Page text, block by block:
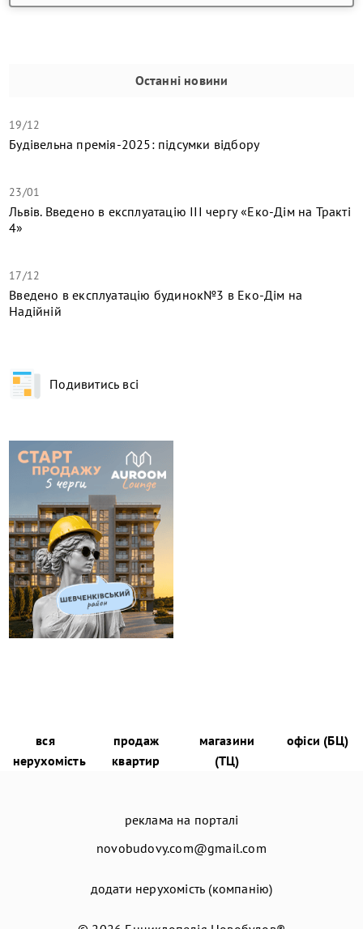
Останні новини
19/12
Будівельна премія-2025: підсумки відбору
23/01
Львів. Введено в експлуатацію ІІІ чергу «Еко-Дім на Тракті
4»
17/12
​Введено в експлуатацію будинок№3 в Еко-Дім на
Надійній
Подивитись всі
вся
нерухомість
продаж
квартир
магазини
(ТЦ)
офіси (БЦ)
реклама на порталі
novobudovy.com@gmail.com
додати нерухомість (компанію)